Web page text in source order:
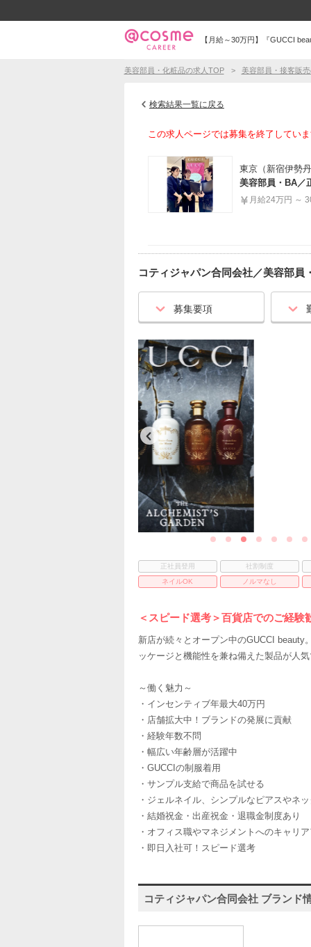
【月給～30万円】『GUCCI
美容部員・化粧品の求人TOP 美容部員・接客販
検索結果一覧に戻る
この求人ページでは募集を終了してい
東京（新宿伊勢
美容部員・BA／
月給24万円 ～
コティジャパン合同会社／美容部員
募集要項
正社員登用
社割制度
ネイルOK
ノルマなし
＜スピード選考＞百貨店でのご経験
新店が続々とオープン中のGUCCI
ッケージと機能性を兼ね備えた製品が人
～働く魅力～
・インセンティブ年最大40万円
・店舗拡大中！ブランドの発展に貢献
・経験年数不問
・幅広い年齢層が活躍中
・GUCCIの制服着用
・サンプル支給で商品を試せる
・ジェルネイル、シンプルなピアスやネ
・結婚祝金・出産祝金・退職金制度あり
・オフィス職やマネジメントへのキャリ
・即日入社可！スピード選考
コティジャパン合同会社 ブランド